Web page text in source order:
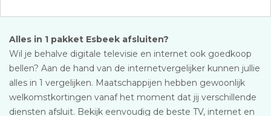
Alles in 1 pakket Esbeek afsluiten?
Wil je behalve digitale televisie en internet ook goedkoop
bellen? Aan de hand van de internetvergelijker kunnen jullie
alles in 1 vergelijken. Maatschappijen hebben gewoonlijk
welkomstkortingen vanaf het moment dat jij verschillende
diensten afsluit. Bekijk eenvoudig de beste TV, internet en